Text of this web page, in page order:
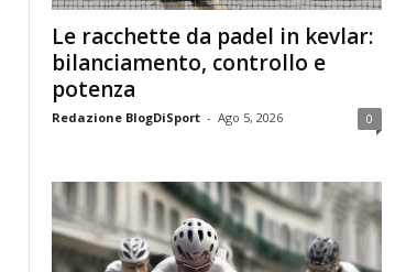
Le racchette da padel in kevlar:
bilanciamento, controllo e
potenza
Redazione BlogDiSport - Ago 5, 2026 0